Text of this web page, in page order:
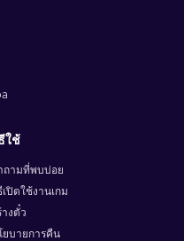
Eneba, you can only
cheaper here!
the amount that you
Eats!
30 USD gift card key, you
always improve it. Get
favorite dishes instantly
ใช้
ถามที่พบบ่อย
เปิดใช้งานเกม
างตั๋ว
ยบายการคืน